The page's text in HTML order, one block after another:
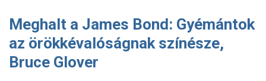
Meghalt a James Bond: Gyémántok
az örökkévalóságnak színésze,
Bruce Glover